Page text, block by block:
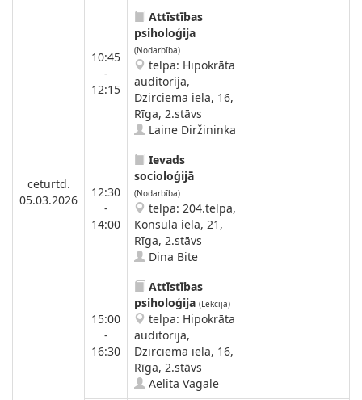
ceturtd.
05.03.2026
10:45
-
12:15
Attīstības
psiholoģija
(Nodarbība)
telpa: Hipokrāta
auditorija,
Dzirciema iela, 16,
Rīga, 2.stāvs
Laine Diržininka
12:30
-
14:00
Ievads
socioloģijā
(Nodarbība)
telpa: 204.telpa,
Konsula iela, 21,
Rīga, 2.stāvs
Dina Bite
15:00
-
16:30
Attīstības
psiholoģija (Lekcija)
telpa: Hipokrāta
auditorija,
Dzirciema iela, 16,
Rīga, 2.stāvs
Aelita Vagale